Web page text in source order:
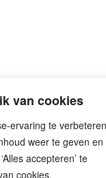
van cookies
ervaring te
weer te geven en
accepteren’ te
cookies.